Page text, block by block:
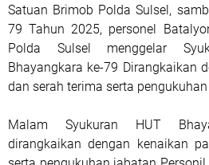
Satuan Brimob Polda Sulsel,
79 Tahun 2025, personel
Polda Sulsel menggelar
Bhayangkara ke-79 Dirangkaikan
dan serah terima serta
Malam Syukuran HUT
dirangkaikan dengan kenaikan